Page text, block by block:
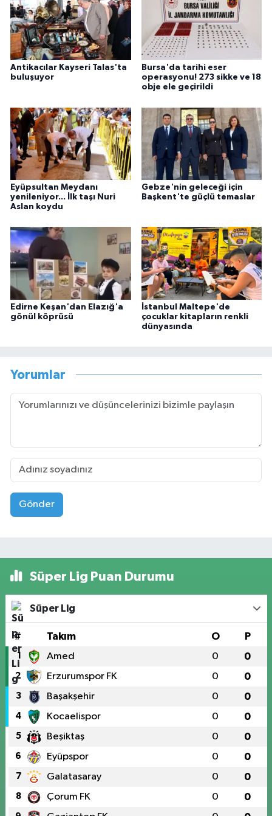
Antikacılar Kayseri Talas'ta
buluşuyor
Bursa'da tarihi eser
operasyonu! 273 sikke ve 18
obje ele geçirildi
Eyüpsultan Meydanı
yenileniyor... İlk taşı Nuri
Aslan koydu
Gebze'nin geleceği için
Başkent'te güçlü temaslar
Edirne Keşan'dan Elazığ'a
gönül köprüsü
İstanbul Maltepe'de
çocuklar kitapların renkli
dünyasında
Yorumlar
Gönder
Süper Lig Puan Durumu
Süper Lig
# Takım O P
1 Amed 0 0
2 Erzurumspor FK 0 0
3 Başakşehir 0 0
4 Kocaelispor 0 0
5 Beşiktaş 0 0
6 Eyüpspor 0 0
7 Galatasaray 0 0
8 Çorum FK 0 0